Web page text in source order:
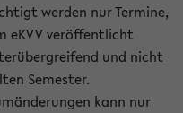
werden nur Termine,
eKVV veröffentlicht
und nicht
Semester.
kann nur